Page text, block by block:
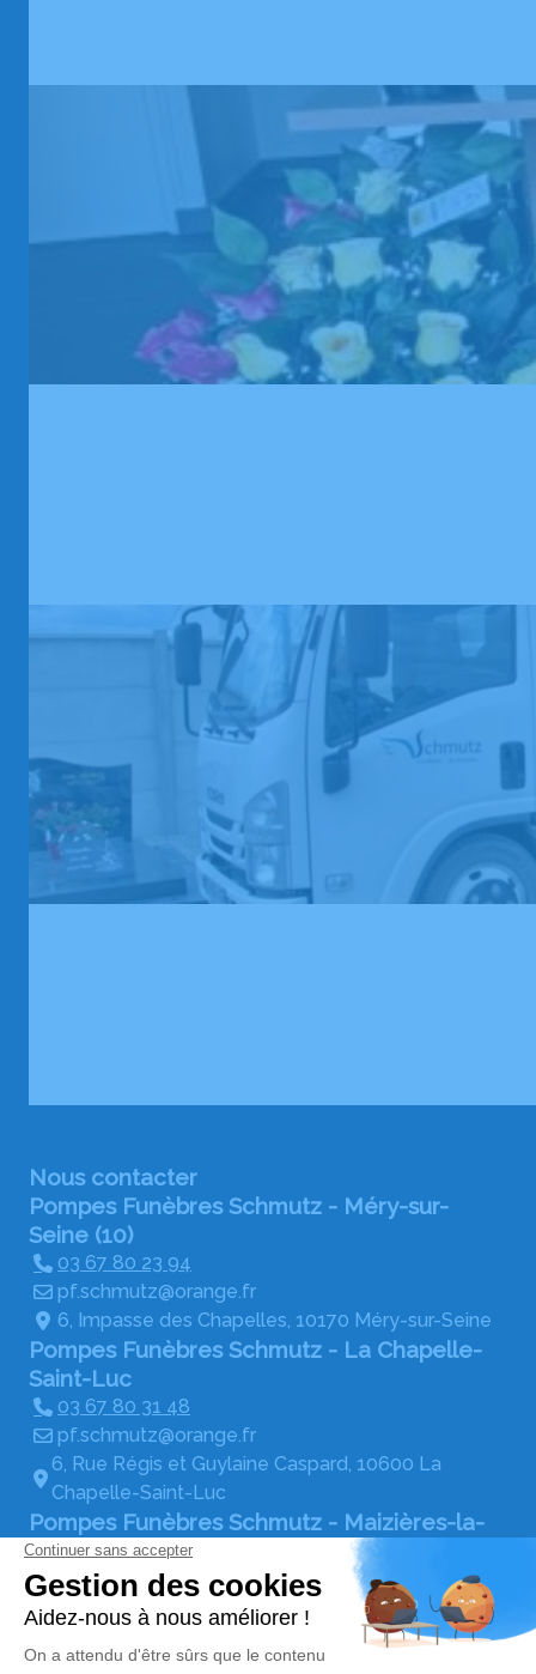
Nous contacter
Pompes Funèbres Schmutz - Méry-sur-
Seine (10)
03 67 80 23 94
pf.schmutz@orange.fr
6, Impasse des Chapelles, 10170 Méry-sur-Seine
Pompes Funèbres Schmutz - La Chapelle-
Saint-Luc
03 67 80 31 48
pf.schmutz@orange.fr
6, Rue Régis et Guylaine Caspard, 10600 La
Chapelle-Saint-Luc
Pompes Funèbres Schmutz - Maizières-la-
Grande-Paroisse
03 67 80 19 80
pf.schmutz@orange.fr
Boulevard Saint-Exupéry, 10510 Maizières-la-
Grande-Paroisse